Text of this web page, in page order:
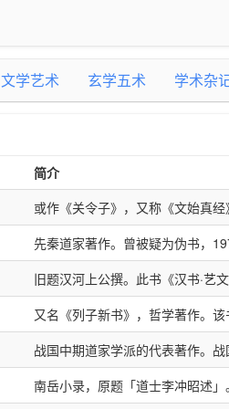
文学艺术 玄学五术 学术杂
简介
或作《关令子》，又称《文始真
卷，旧题周尹喜撰。《汉书·艺文
书》及两《唐志》均无著录，可
而“未知孙定从何传授”。书首有
不似刘向手笔)，称此书由盖公授
帝时，有方士献此书，作七篇，
书，有此不出”，后刘安以谋反得
据七篇本与九篇本“除错不可考，
宋濂《诸子辨》称此书当即孙定
先秦道家著作。曾被疑为伪书，
中发现有竹书《文子》，部分内
秦古籍。其作者旧题周辛计然，
作。书中提到的孔子、平王、文子
12篇，皆有标题，每篇由若干段组
作者的发挥，体例与《韩非子·解
于今本《老子》，多数不知出处，
为主，而又杂取儒墨名法，故被
旧题汉河上公撰。此书《汉书·艺
看法不一，大致有“西汉”说与“东
子》之分章体例即是沿袭《河上公
遵分上经四十、下经三十二，共
分章次。此书则为上经三十七、下
十一章，每章各有“章题”，如《
又名《列子新书》，哲学著作。
被诏号为《冲虚真经》;公元1007
号《冲虚至德真经》，列为道教
子》八篇，从思想内容和语言使
战国中期道家学派的代表著作。
庄子，名周。宋国蒙人。曾经为
是道家学派的重要代表人物。《
南岳小录，原题「道士李冲昭述
志》着录一卷，今本收入《正统